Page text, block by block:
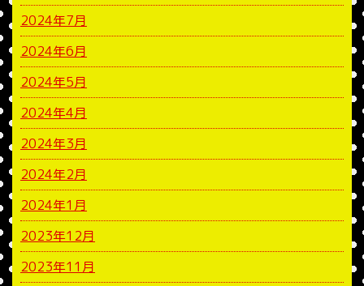
2024年7月
2024年6月
2024年5月
2024年4月
2024年3月
2024年2月
2024年1月
2023年12月
2023年11月